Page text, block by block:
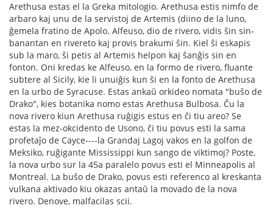
Arethusa estas el la Greka mitologio. Arethusa estis nimfo de
arbaro kaj unu de la servistoj de Artemis (diino de la luno,
ĝemela fratino de Apolo. Alfeuso, dio de rivero, vidis ŝin sin-
banantan en rivereto kaj provis brakumi ŝin. Kiel ŝi eskapis
sub la maro, ŝi petis al Artemis helpon kaj ŝanĝis sin en
fonton. Oni kredas ke Alfeuso, en la formo de rivero, fluante
subtere al Sicily, kie li unuiĝis kun ŝi en la fonto de Arethusa
en la urbo de Syracuse. Estas ankaŭ orkideo nomata "buŝo de
Drako", kies botanika nomo estas Arethusa Bulbosa. Ĉu la
nova rivero kiun Arethusa ruĝigis estus en ĉi tiu areo? Se
estas la mez-okcidento de Usono, ĉi tiu povus esti la sama
profetaĵo de Cayce----la Grandaj Lagoj vakos en la golfon de
Meksiko, ruĝigante Mississippi kun sango de viktimoj? Poste,
la nova urbo sur la 45a paralelo povus esti el Minneapolis al
Montreal. La buŝo de Drako, povus esti referenco al kreskanta
vulkana aktivado kiu okazas antaŭ la movado de la nova
rivero. Denove, malfacilas scii.